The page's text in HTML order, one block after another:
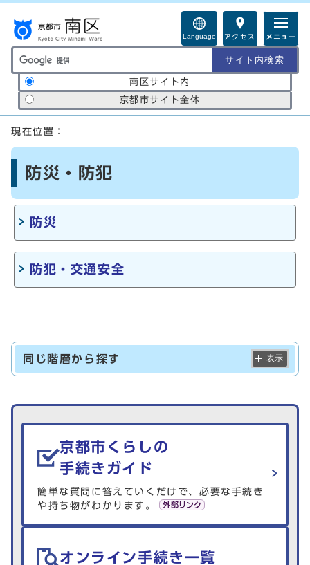
Language アクセス メニュー
サイト内検索の範囲
南区サイト内
京都市サイト全体
ここから本文です
現在位置：
防災・防犯
防災
防犯・交通安全
同じ階層から探す 表示
生活情報を探す
京都市くらしの
手続きガイド
簡単な質問に答えていくだけで、必要な手続き
や持ち物がわかります。
オンライン手続き一覧